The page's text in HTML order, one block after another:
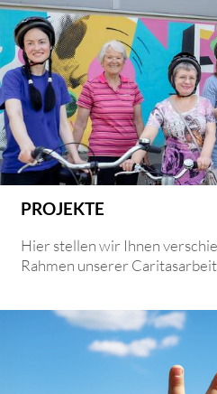
PROJEKTE
Hier stellen wir Ihnen
Rahmen unserer